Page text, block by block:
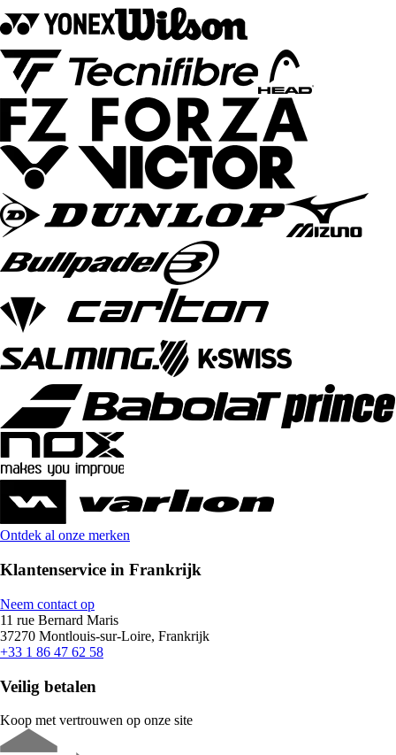
Ontdek al onze merken
Klantenservice in Frankrijk
Neem contact op
11 rue Bernard Maris
37270 Montlouis-sur-Loire, Frankrijk
+33 1 86 47 62 58
Veilig betalen
Koop met vertrouwen op onze site